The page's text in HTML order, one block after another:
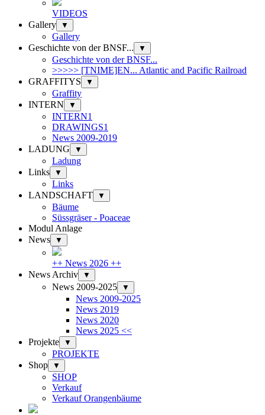
VIDEOS
Gallery
▼
Gallery
Geschichte von der BNSF...
▼
Geschichte von der BNSF...
>>>>> [TNIME]EN... Atlantic and Pacific Railroad
GRAFFITYS
▼
Graffity
INTERN
▼
INTERN1
DRAWINGS1
News 2009-2019
LADUNG
▼
Ladung
Links
▼
Links
LANDSCHAFT
▼
Bäume
Süssgräser - Poaceae
Modul Anlage
News
▼
++ News 2026 ++
News Archiv
▼
News 2009-2025 ▼
News 2009-2025
News 2019
News 2020
News 2025 <<
Projekte
▼
PROJEKTE
Shop
▼
SHOP
Verkauf
Verkauf Orangenbäume